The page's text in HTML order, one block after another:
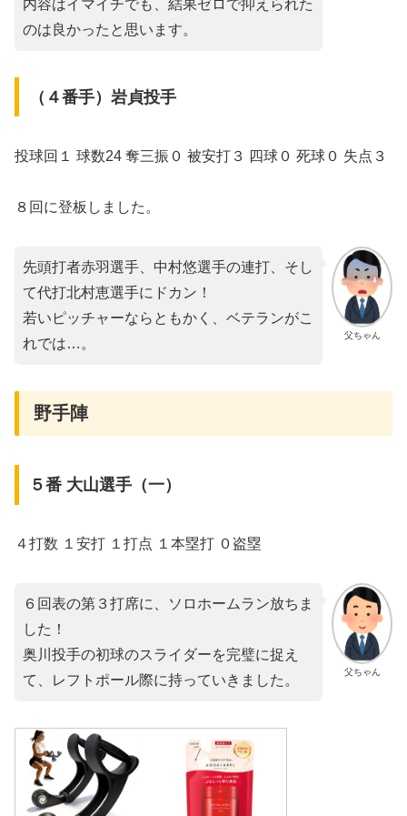
内容はイマイチでも、結果ゼロで抑えられた
のは良かったと思います。
（４番手）岩貞投手
投球回１ 球数24 奪三振０ 被安打３ 四球０ 死球０ 失点３
８回に登板しました。
父ちゃん
先頭打者赤羽選手、中村悠選手の連打、そし
て代打北村恵選手にドカン！
若いピッチャーならともかく、ベテランがこ
れでは…。
野手陣
５番 大山選手（一）
４打数 １安打 １打点 １本塁打 ０盗塁
父ちゃん
６回表の第３打席に、ソロホームラン放ちま
した！
奥川投手の初球のスライダーを完璧に捉え
て、レフトポール際に持っていきました。